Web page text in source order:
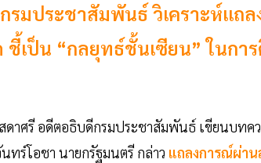
รมประชาสัมพันธ์ วิเคราะห์แถ
ชี้เป็น “กลยุทธ์ชั้นเซียน” ในก
ดาศรี อดีตอธิบดีกรมประชาสัมพันธ์ เขียนบท
ทร์โอชา นายกรัฐมนตรี กล่าว แถลงการณ์ผ่า